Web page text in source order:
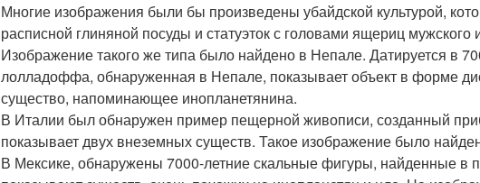
Многие изображения были бы произведены убайдской культурой,
расписной глиняной посуды и статуэток с головами ящериц мужского
Изображение такого же типа было найдено в Непале. Датируется в
лолладоффа, обнаруженная в Непале, показывает объект в форме
существо, напоминающее инопланетянина.
В Италии был обнаружен пример пещерной живописи, созданный
показывает двух внеземных существ. Такое изображение было
В Мексике, обнаружены 7000-летние скальные фигуры, найденные в